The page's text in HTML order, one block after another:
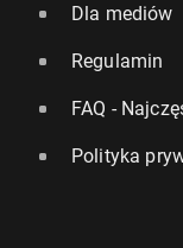
Dla mediów
Regulamin
FAQ -
Polityka